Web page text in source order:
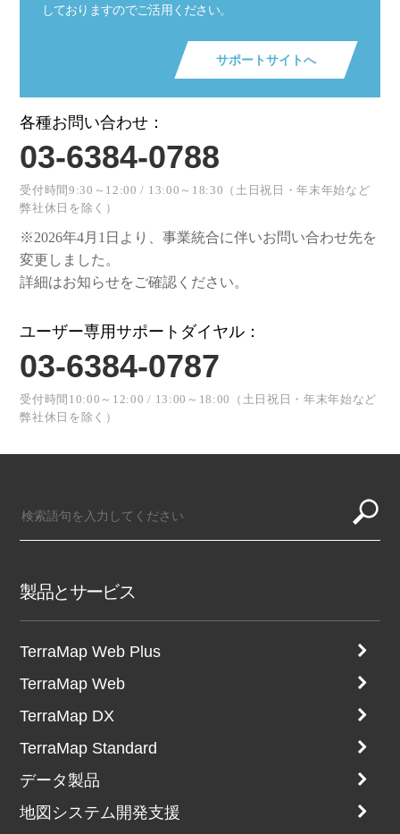
しておりますのでご活用ください。
サポートサイトへ
各種お問い合わせ：
03-6384-0788
受付時間9:30～12:00 / 13:00～18:30（土日祝日・年末年始など
弊社休日を除く）
※2026年4月1日より、事業統合に伴いお問い合わせ先を
変更しました。
詳細はお知らせをご確認ください。
ユーザー専用サポートダイヤル：
03-6384-0787
受付時間10:00～12:00 / 13:00～18:00（土日祝日・年末年始など
弊社休日を除く）
製品とサービス
TerraMap Web Plus
TerraMap Web
TerraMap DX
TerraMap Standard
データ製品
地図システム開発支援